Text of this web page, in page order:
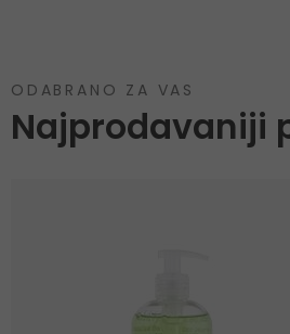
ODABRANO ZA VAS
Najprodavaniji